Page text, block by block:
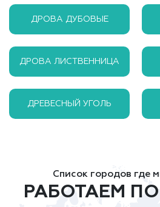
ДРОВА ДУБОВЫЕ
ДРОВА ЛИСТВЕННИЦА
ДРЕВЕСНЫЙ УГОЛЬ
Список городов где
РАБОТАЕМ